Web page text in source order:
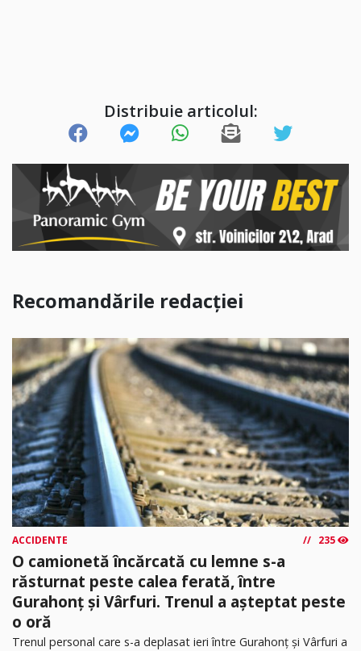
Distribuie articolul:
Recomandările redacției
ACCIDENTE 235
O camionetă încărcată cu lemne s-a
răsturnat peste calea ferată, între
Gurahonț și Vârfuri. Trenul a așteptat peste
o oră
Trenul personal care s-a deplasat ieri între Gurahonț și Vârfuri a